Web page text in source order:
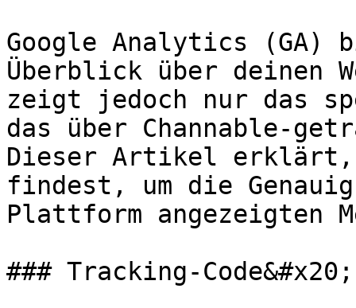
Google Analytics (GA)
Überblick über deinen
zeigt jedoch nur das
das über Channable-
Dieser Artikel erklärt,
findest, um die
Plattform angezeigten
### Tracking-Code&#x20;